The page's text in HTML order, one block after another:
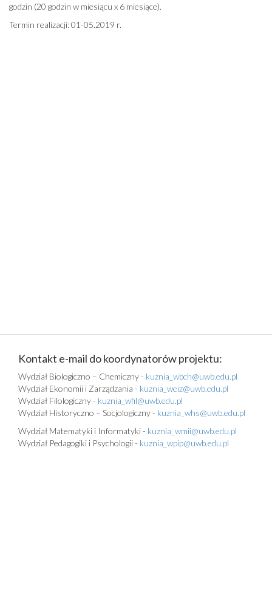
godzin (20 godzin w miesiącu x 6 miesiące).
Termin realizacji: 01-05.2019 r.
Kontakt e-mail do koordynatorów projektu:
Wydział Biologiczno – Chemiczny - kuznia_wbch@uwb.edu.pl
Wydział Ekonomii i Zarządzania - kuznia_weiz@uwb.edu.pl
Wydział Filologiczny - kuznia_wfil@uwb.edu.pl
Wydział Historyczno – Socjologiczny - kuznia_whs@uwb.edu.pl
Wydział Matematyki i Informatyki - kuznia_wmii@uwb.edu.pl
Wydział Pedagogiki i Psychologii - kuznia_wpip@uwb.edu.pl